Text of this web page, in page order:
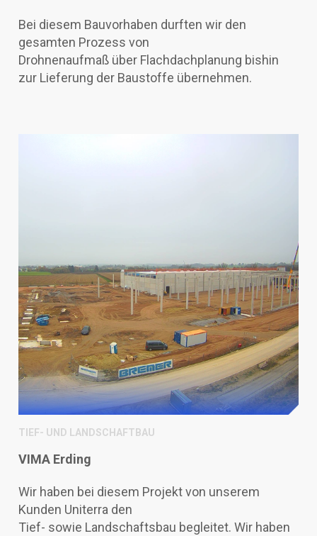
Bei diesem Bauvorhaben durften wir den
gesamten Prozess von
Drohnenaufmaß über Flachdachplanung bishin
zur Lieferung der Baustoffe übernehmen.
TIEF- UND LANDSCHAFTBAU
VIMA Erding
Wir haben bei diesem Projekt von unserem
Kunden Uniterra den
Tief- sowie Landschaftsbau begleitet. Wir haben